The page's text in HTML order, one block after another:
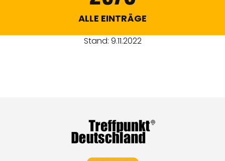
ALLE EINTRÄGE
Stand: 9.11.2022